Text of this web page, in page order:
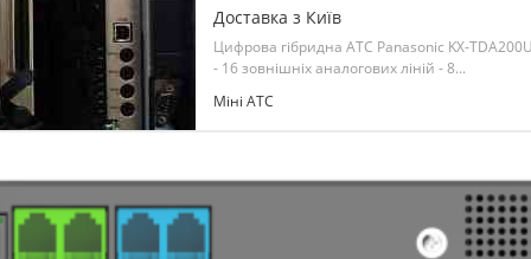
Доставка з Київ
Цифрова гібридна АТС Panasonic KX-
- 16 зовнішніх аналогових ліній - 8...
Міні АТС